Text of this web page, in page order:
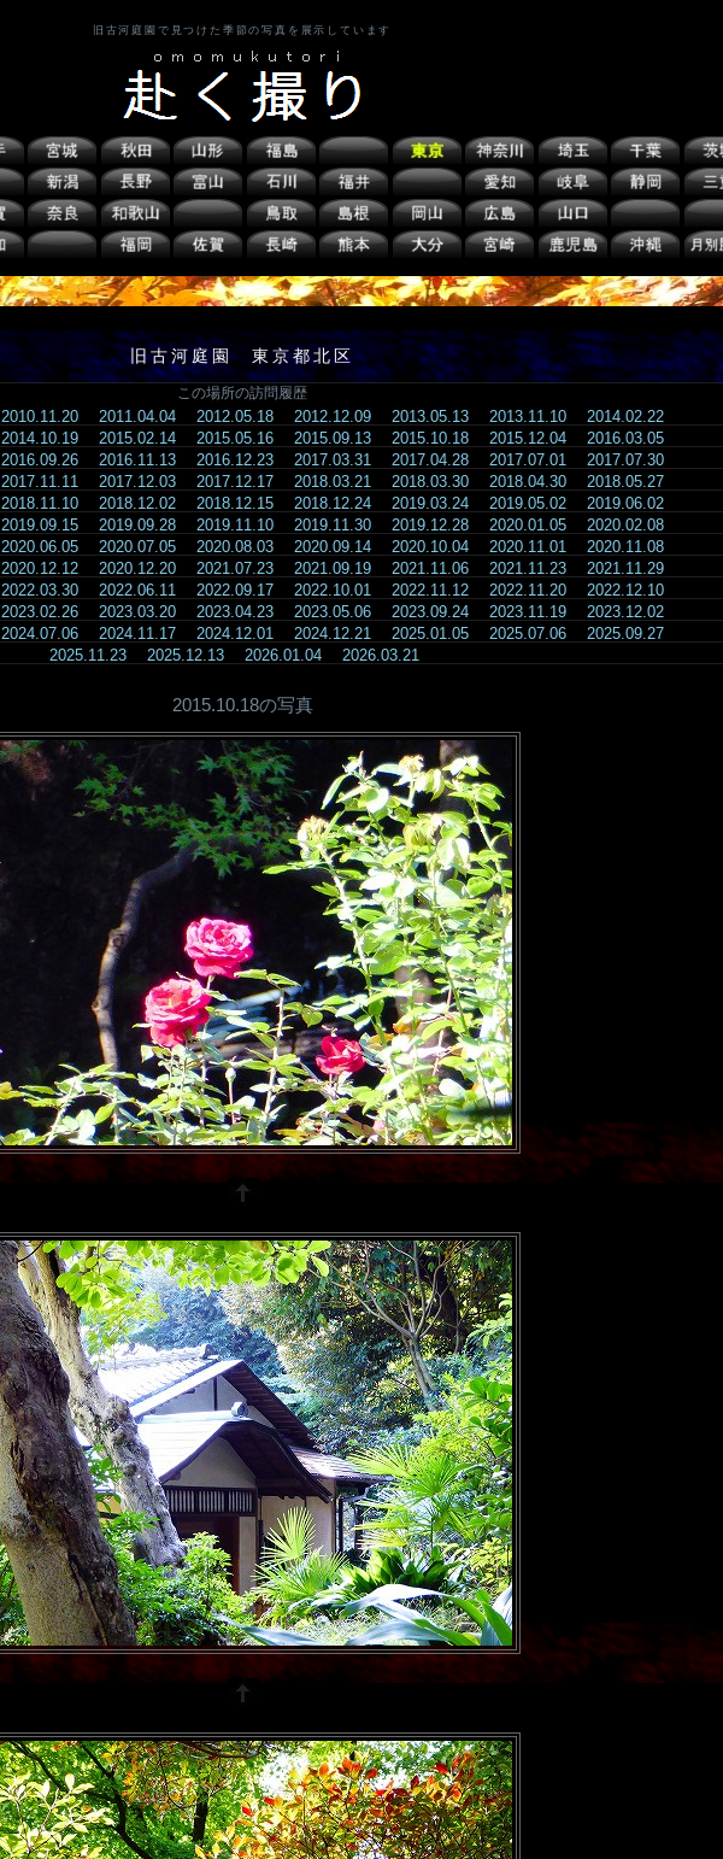
旧古河庭園で見つけた季節の写真を展示しています
旧古河庭園 東京都北区
この場所の訪問履歴
2010.11.20 2011.04.04 2012.05.18 2012.12.09 2013.05.13 2013.11.10
2014.02.22
2014.10.19 2015.02.14 2015.05.16 2015.09.13 2015.10.18 2015.12.04
2016.03.05
2016.09.26 2016.11.13 2016.12.23 2017.03.31 2017.04.28 2017.07.01
2017.07.30
2017.11.11 2017.12.03 2017.12.17 2018.03.21 2018.03.30 2018.04.30
2018.05.27
2018.11.10 2018.12.02 2018.12.15 2018.12.24 2019.03.24 2019.05.02
2019.06.02
2019.09.15 2019.09.28 2019.11.10 2019.11.30 2019.12.28 2020.01.05
2020.02.08
2020.06.05 2020.07.05 2020.08.03 2020.09.14 2020.10.04 2020.11.01
2020.11.08
2020.12.12 2020.12.20 2021.07.23 2021.09.19 2021.11.06 2021.11.23
2021.11.29
2022.03.30 2022.06.11 2022.09.17 2022.10.01 2022.11.12 2022.11.20
2022.12.10
2023.02.26 2023.03.20 2023.04.23 2023.05.06 2023.09.24 2023.11.19
2023.12.02
2024.07.06 2024.11.17 2024.12.01 2024.12.21 2025.01.05 2025.07.06
2025.09.27
2025.11.23
2025.12.13 2026.01.04 2026.03.21
2015.10.18の写真